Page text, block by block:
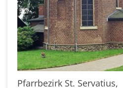
Pfarrbezirk St. Servatius,